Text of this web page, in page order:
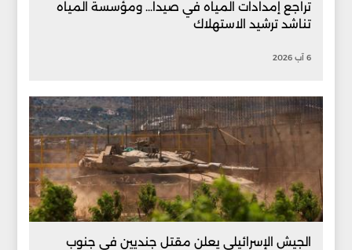
تراجع إمدادات المياه في صيدا... ومؤسسة المياه
تناشد ترشيد الاستهلاك
6 آب 2026
الجيش الإسرائيلي يعلن مقتل جنديين في جنوب